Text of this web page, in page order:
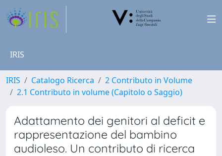
IRIS
IRIS Catalogo Ricerca
2 Contributo in Volume
2.1 Contributo in volume (Capitolo o Saggio)
Adattamento dei genitori al deficit e
rappresentazione del bambino
audioleso. Un contributo di ricerca